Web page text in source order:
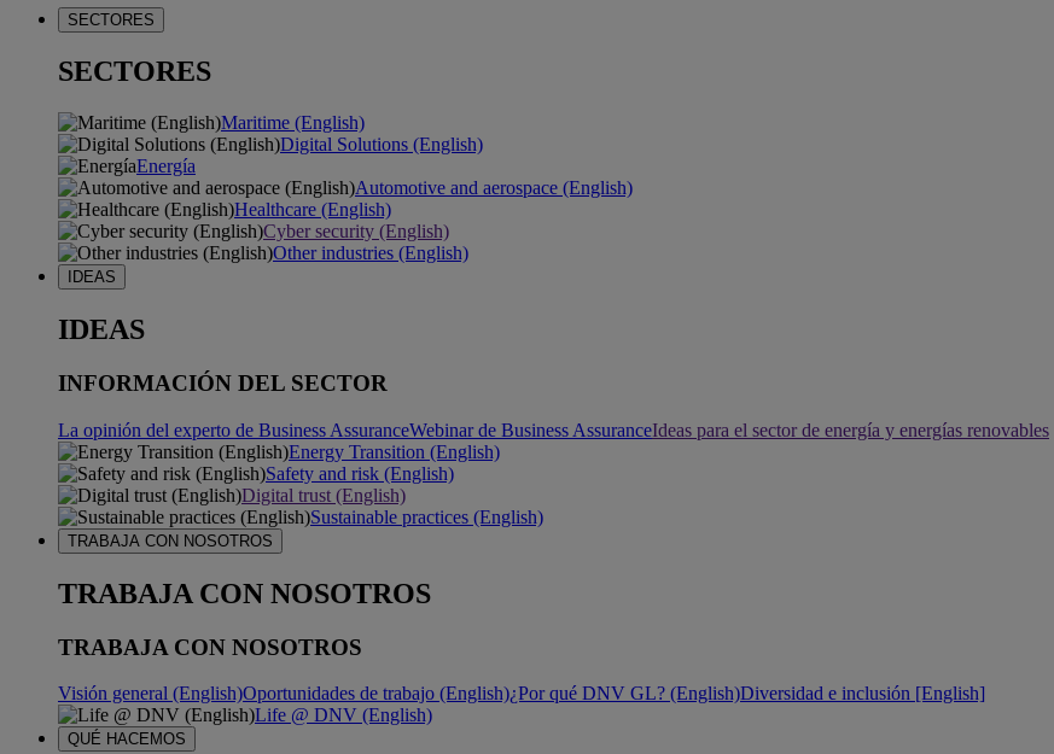
SECTORES
SECTORES
Maritime (English)
Digital Solutions (English)
Energía
Automotive and aerospace (English)
Healthcare (English)
Cyber security (English)
Other industries (English)
IDEAS
IDEAS
INFORMACIÓN DEL SECTOR
La opinión del experto de Business AssuranceWebinar de Business AssuranceIdeas para el sector de energía y energías renovables
Energy Transition (English)
Safety and risk (English)
Digital trust (English)
Sustainable practices (English)
TRABAJA CON NOSOTROS
TRABAJA CON NOSOTROS
TRABAJA CON NOSOTROS
Visión general (English)Oportunidades de trabajo (English)¿Por qué DNV GL? (English)Diversidad e inclusión [English]
Life @ DNV (English)
QUÉ HACEMOS